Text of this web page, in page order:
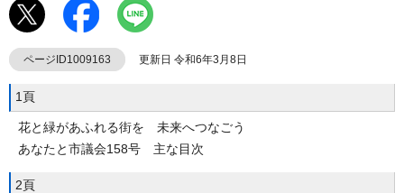
ページID1009163 更新日 令和6年3月8日
1頁
花と緑があふれる街を 未来へつなごう
あなたと市議会158号 主な目次
2頁